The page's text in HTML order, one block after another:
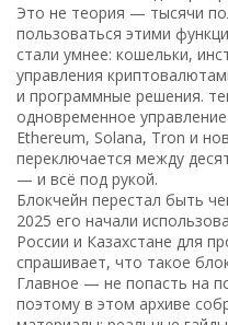
Это не теория — тысячи
пользоваться этими
стали умнее:кошельки,
управления
и программные решения.
одновременное
Ethereum, Solana, Tron и
переключается между
— и всё под рукой.
Блокчейн перестал быть
2025 его начали
России и Казахстане для
спрашивает, что такое
Главное — не попасть на
поэтому в этом архиве